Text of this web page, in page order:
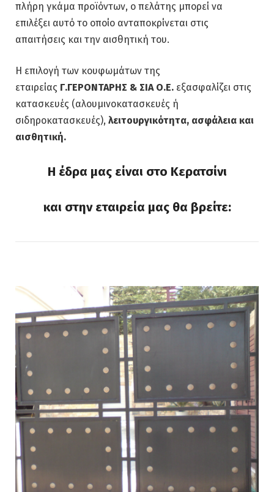
πλήρη γκάμα προϊόντων, ο πελάτης μπορεί να
επιλέξει αυτό το οποίο ανταποκρίνεται στις
απαιτήσεις και την αισθητική του.
Η επιλογή των κουφωμάτων της
εταιρείας Γ.ΓΕΡΟΝΤΑΡΗΣ & ΣΙΑ Ο.Ε. εξασφαλίζει στις
κατασκευές (αλουμινοκατασκευές ή
σιδηροκατασκευές), λειτουργικότητα, ασφάλεια και
αισθητική.
Η έδρα μας είναι στο Κερατσίνι
και στην εταιρεία μας θα βρείτε: